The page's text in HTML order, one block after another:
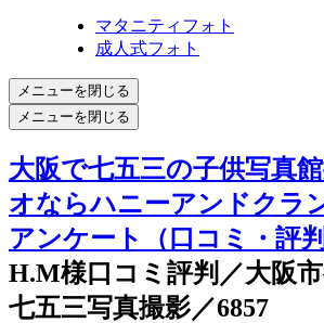
マタニティフォト
成人式フォト
メニューを閉じる
メニューを閉じる
大阪で七五三の子供写真
オならハニーアンドクラ
アンケート（口コミ・評判
H.M様口コミ評判／大阪
七五三写真撮影／6857